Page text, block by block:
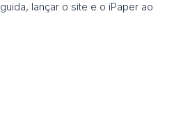
lançar o site e o iPaper ao